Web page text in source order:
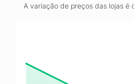
A variação de preços das lojas é